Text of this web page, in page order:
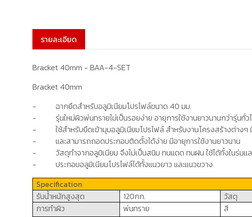
รายละเอียด
Bracket 40mm - BAA-4-SET
Bracket 40mm
-
ฉากยึดสำหรับอลูมิเนียมโปรไฟล์ขนาด 40 มม.
-
รุ่นใหม่ผิวพ่นทรายไม่เป็นรอยง่าย อายุการใช้งานยาวนานกว่ารุ่น
-
ใช้สำหรับยึดเข้ามุมอลูมิเนียมโปรไฟล์ สำหรับงานโครงสร้างต่
-
และสามารถถอดประกอบติดตั้งได้ง่าย มีอายุการใช้งานยาวนาน
-
วัสดุทำจากอลูมิเนียม จึงไม่เป็นสนิม ทนแดด ทนฝน ใช้ได้ทั้งในร่มแ
-
ประกอบอลูมิเนียมโปรไฟล์ได้ทั้งแนวยาว และแนวขวาง
Specification
รับน้ำหนักสูงสุด
120กก. วัสดุ
การทำผิว
พ่นทราย สี